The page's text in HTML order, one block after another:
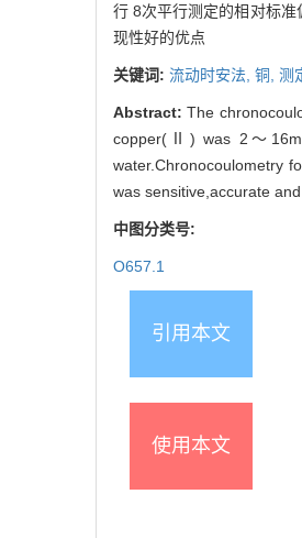
行 8次平行测定的相对标
现性好的优点
关键词: 流动时安法, 铜, 测
Abstract:The
copper(Ⅱ) was 2～
water.Chronocoulometry
was sensitive,accurate
中图分类号:
O657.1
引用本文
使用本文